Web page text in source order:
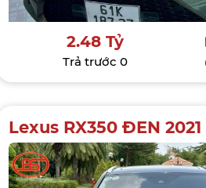
2.48 Tỷ
Trả trước 0